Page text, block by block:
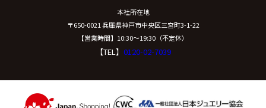
本社所在地
〒650-0021 兵庫県神戸市中央区三宮町3-1-22
【営業時間】10:30〜19:30（不定休）
【TEL】 0120-02-7039